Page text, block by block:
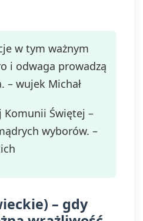
w tym ważnym
i odwaga prowadzą
– wujek Michał
Komunii Świętej –
wyborów. –
– gdy